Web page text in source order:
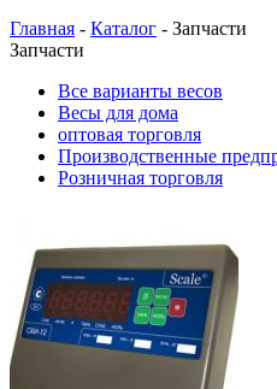
Главная - Каталог - Запчасти
Запчасти
Все варианты весов
Весы для дома
оптовая торговля
Производственные
Розничная торговля